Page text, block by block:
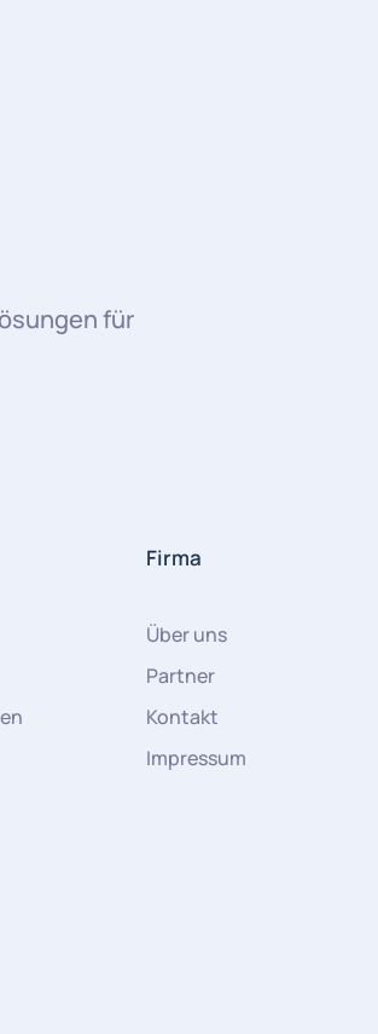
für
Firma
Über uns
Partner
Kontakt
Impressum